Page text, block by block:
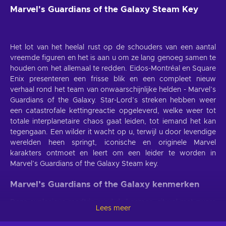
Marvel's Guardians of the Galaxy Steam Key
Het lot van het heelal rust op de schouders van een aantal
vreemde figuren en het is aan u om ze lang genoeg samen te
houden om het allemaal te redden. Eidos-Montréal en Square
Enix presenteren een frisse blik en een compleet nieuw
verhaal rond het team van onwaarschijnlijke helden - Marvel’s
Guardians of the Galaxy. Star-Lord’s streken hebben weer
een catastrofale kettingreactie opgeleverd, welke weer tot
totale interplanetaire chaos gaat leiden, tot iemand het kan
tegengaan. Een wilder it wacht op u, terwijl u door levendige
werelden heen springt, iconische en originele Marvel
karakters ontmoet en leert om een leider te worden in
Marvel’s Guardians of the Galaxy Steam key.
Marvel’s Guardians of the Galaxy kenmerken
actie, krachtige wezens en een snufje comedy op precies de
juiste momenten. Het zijn van de altijd expressieve Star-Lord
Lees meer